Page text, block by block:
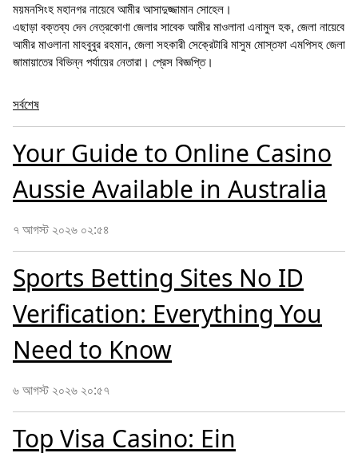
ময়মনসিংহ মহানগর নায়েবে আমীর আসাদুজ্জামান সোহেল।
এছাড়া বক্তব্য দেন নেত্রকোণা জেলার সাবেক আমীর মাওলানা এনামুল হক, জেলা নায়েবে
আমীর মাওলানা মাহবুবুর রহমান, জেলা সহকারী সেক্রেটারি মাসুম মোস্তফা এমপিসহ জেলা
জামায়াতের বিভিন্ন পর্যায়ের নেতারা। প্রেস বিজ্ঞপ্তি।
সর্বশেষ
Your Guide to Online Casino
Aussie Available in Australia
৭ আগস্ট ২০২৬ ০২:৫৪
Sports Betting Sites No ID
Verification: Everything You
Need to Know
৬ আগস্ট ২০২৬ ২০:৫৭
Top Visa Casino: Ein